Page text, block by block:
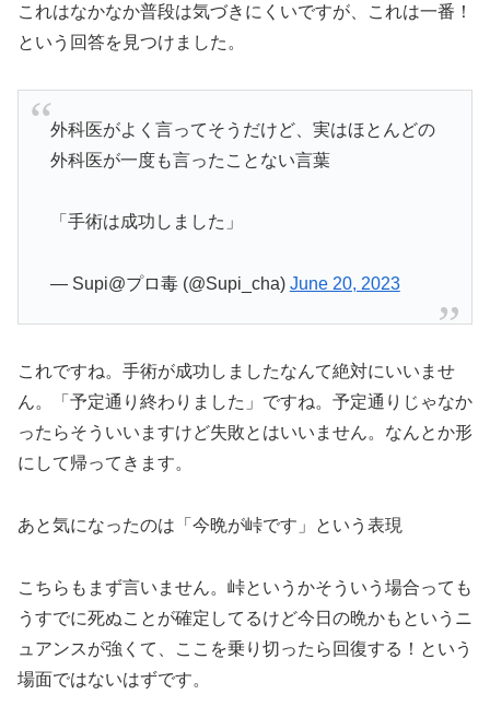
これはなかなか普段は気づきにくいですが、これは一番！
という回答を見つけました。
外科医がよく言ってそうだけど、実はほとんどの
外科医が一度も言ったことない言葉
「手術は成功しました」
— Supi@プロ毒 (@Supi_cha) June 20, 2023
これですね。手術が成功しましたなんて絶対にいいませ
ん。「予定通り終わりました」ですね。予定通りじゃなか
ったらそういいますけど失敗とはいいません。なんとか形
にして帰ってきます。
あと気になったのは「今晩が峠です」という表現
こちらもまず言いません。峠というかそういう場合っても
うすでに死ぬことが確定してるけど今日の晩かもというニ
ュアンスが強くて、ここを乗り切ったら回復する！という
場面ではないはずです。